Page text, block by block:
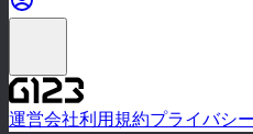
運営会社利用規約プライバシ